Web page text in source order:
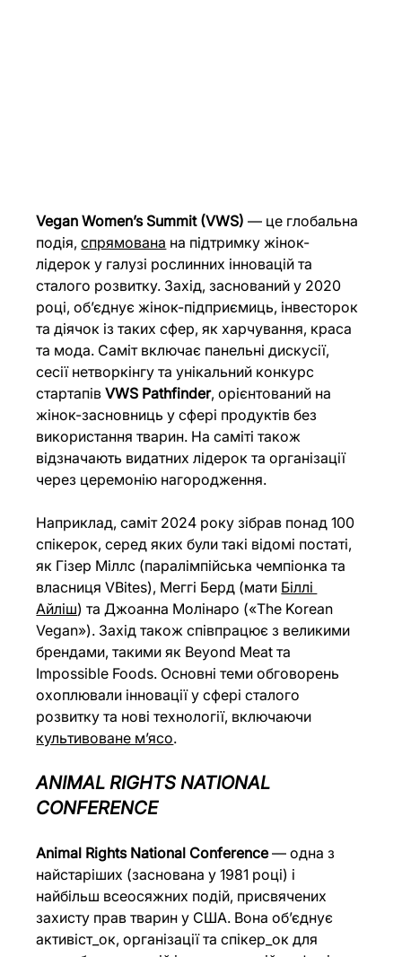
Vegan Women’s Summit (VWS) — це глобальна
подія, спрямована на підтримку жінок-
лідерок у галузі рослинних інновацій та
сталого розвитку. Захід, заснований у 2020
році, об’єднує жінок-підприємиць, інвесторок
та діячок із таких сфер, як харчування, краса
та мода. Саміт включає панельні дискусії,
сесії нетворкінгу та унікальний конкурс
стартапів VWS Pathfinder, орієнтований на
жінок-засновниць у сфері продуктів без
використання тварин. На саміті також
відзначають видатних лідерок та організації
через церемонію нагородження.
Наприклад, саміт 2024 року зібрав понад 100
спікерок, серед яких були такі відомі постаті,
як Гізер Міллс (паралімпійська чемпіонка та
власниця VBites), Меггі Берд (мати Біллі
Айліш) та Джоанна Молінаро («The Korean
Vegan»). Захід також співпрацює з великими
брендами, такими як Beyond Meat та
Impossible Foods. Основні теми обговорень
охоплювали інновації у сфері сталого
розвитку та нові технології, включаючи
культивоване м’ясо.
ANIMAL RIGHTS NATIONAL
CONFERENCE
Animal Rights National Conference — одна з
найстаріших (заснована у 1981 році) і
найбільш всеосяжних подій, присвячених
захисту прав тварин у США. Вона об’єднує
активіст_ок, організації та спікер_ок для